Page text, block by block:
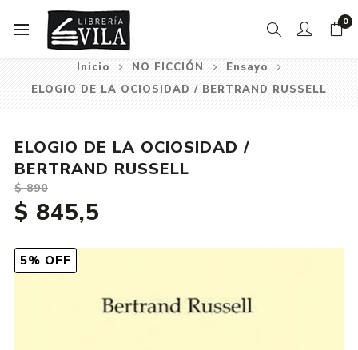
0
Inicio NO FICCIÓN
Ensayo
ELOGIO DE LA OCIOSIDAD / BERTRAND RUSSELL
5% OFF
ELOGIO DE LA OCIOSIDAD /
BERTRAND RUSSELL
$ 890
$ 845,5